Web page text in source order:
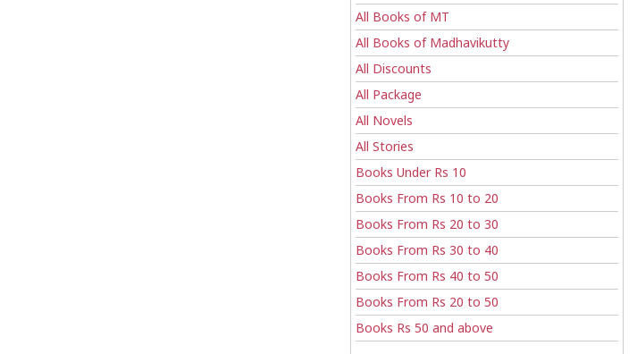
All Books of MT
All Books of Madhavikutty
All Discounts
All Package
All Novels
All Stories
Books Under Rs 10
Books From Rs 10 to 20
Books From Rs 20 to 30
Books From Rs 30 to 40
Books From Rs 40 to 50
Books From Rs 20 to 50
Books Rs 50 and above